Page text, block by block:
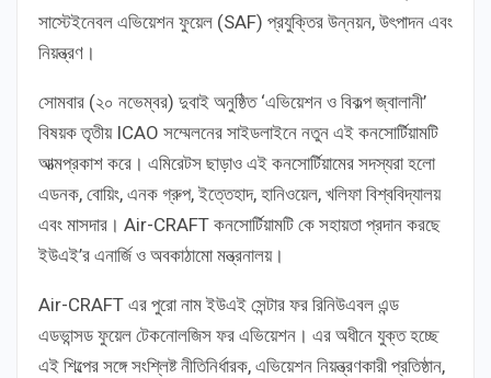
সাস্টেইনেবল এভিয়েশন ফুয়েল (SAF) প্রযুক্তির উন্নয়ন, উৎপাদন এবং
নিয়ন্ত্রণ।
সোমবার (২০ নভেম্বর) দুবাই অনুষ্ঠিত ‘এভিয়েশন ও বিকল্প জ্বালানী’
বিষয়ক তৃতীয় ICAO সম্মেলনের সাইডলাইনে নতুন এই কনসোর্টিয়ামটি
আত্মপ্রকাশ করে। এমিরেটস ছাড়াও এই কনসোর্টিয়ামের সদস্যরা হলো
এডনক, বোয়িং, এনক গ্রুপ, ইত্তেহাদ, হানিওয়েল, খলিফা বিশ্ববিদ্যালয়
এবং মাসদার। Air-CRAFT কনসোর্টিয়ামটি কে সহায়তা প্রদান করছে
ইউএই’র এনার্জি ও অবকাঠামো মন্ত্রনালয়।
Air-CRAFT এর পুরো নাম ইউএই সেন্টার ফর রিনিউএবল এন্ড
এডভান্সড ফুয়েল টেকনোলজিস ফর এভিয়েশন। এর অধীনে যুক্ত হচ্ছে
এই শিল্পের সঙ্গে সংশ্লিষ্ট নীতিনির্ধারক, এভিয়েশন নিয়ন্ত্রণকারী প্রতিষ্ঠান,